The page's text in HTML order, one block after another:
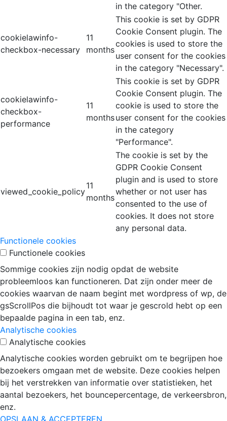
in the category "Other.
cookielawinfo-
checkbox-necessary
11
months
This cookie is set by GDPR
Cookie Consent plugin. The
cookies is used to store the
user consent for the cookies
in the category "Necessary".
cookielawinfo-
checkbox-
performance
11
months
This cookie is set by GDPR
Cookie Consent plugin. The
cookie is used to store the
user consent for the cookies
in the category
"Performance".
viewed_cookie_policy
11
months
The cookie is set by the
GDPR Cookie Consent
plugin and is used to store
whether or not user has
consented to the use of
cookies. It does not store
any personal data.
Functionele cookies
Functionele cookies
Sommige cookies zijn nodig opdat de website
probleemloos kan functioneren. Dat zijn onder meer de
cookies waarvan de naam begint met wordpress of wp, de
gsScrollPos die bijhoudt tot waar je gescrold hebt op een
bepaalde pagina in een tab, enz.
Analytische cookies
Analytische cookies
Analytische cookies worden gebruikt om te begrijpen hoe
bezoekers omgaan met de website. Deze cookies helpen
bij het verstrekken van informatie over statistieken, het
aantal bezoekers, het bouncepercentage, de verkeersbron,
enz.
OPSLAAN & ACCEPTEREN